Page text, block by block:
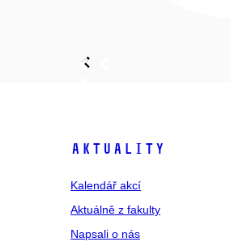
Aktuality
Kalendář akcí
Aktuálně z fakulty
Napsali o nás